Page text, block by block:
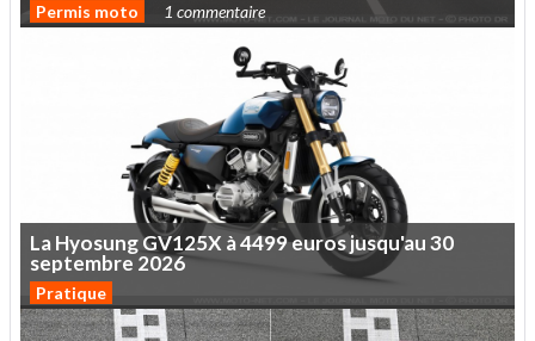
Permis moto 1 commentaire
LaHyosungGV125X à4499eurosjusqu'au30
septembre 2026
Pratique